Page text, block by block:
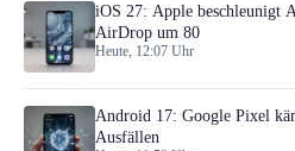
iOS 27: Apple beschleunigt
AirDrop um 80
Heute, 12:07 Uhr
Android 17: Google Pixel
Ausfällen